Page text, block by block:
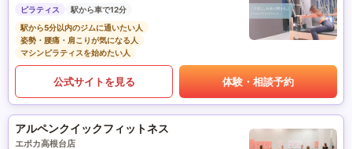
ピラティス
駅から車で12分
駅から5分以内のジムに通いたい人
姿勢・腰痛・肩こりが気になる人
マシンピラティスを始めたい人
公式サイトを見る 体験・相談予約
アルペンクイックフィットネス
エポカ高根台店